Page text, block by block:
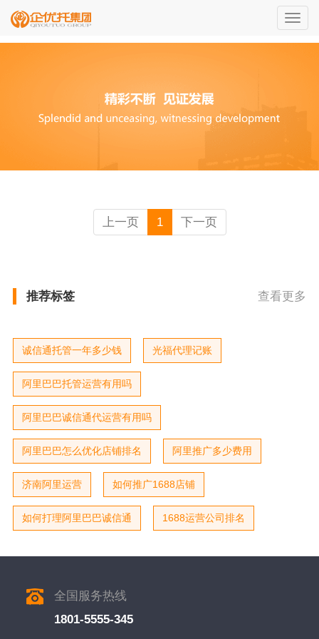
切
上一页 1 下一页
推荐标签 查看更多
诚信通托管一年多少钱 光福代理记账
阿里巴巴托管运营有用吗
阿里巴巴诚信通代运营有用吗
阿里巴巴怎么优化店铺排名 阿里推广多少费用
济南阿里运营 如何推广1688店铺
如何打理阿里巴巴诚信通 1688运营公司排名
全国服务热线
1801-5555-345